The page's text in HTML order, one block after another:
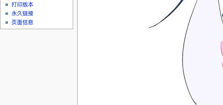
打印版本
永久链接
页面信息